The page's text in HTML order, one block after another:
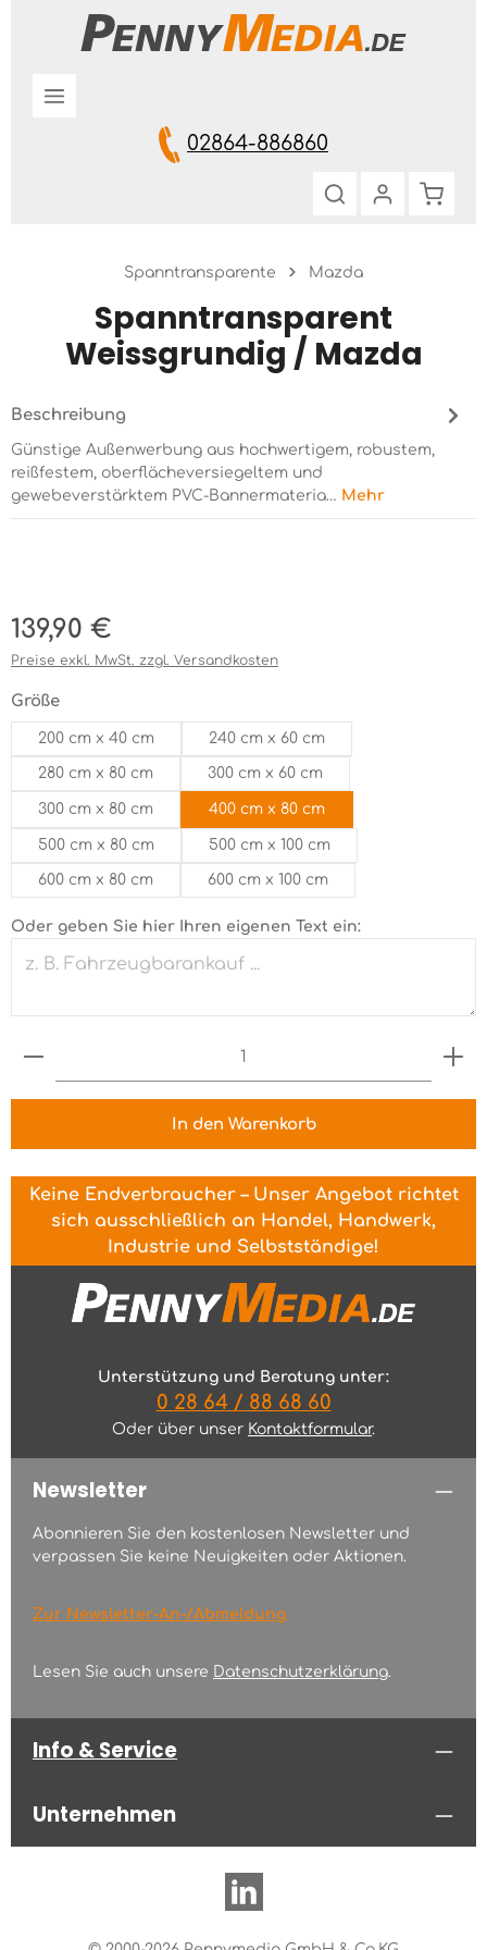
Zum Hauptinhalt springen
02864-886860
Spanntransparente Mazda
Spanntransparent
Weissgrundig / Mazda
Beschreibung
Günstige Außenwerbung aus hochwertigem, robustem,
reißfestem, oberflächeversiegeltem und
gewebeverstärktem PVC-Bannermateria… Mehr
Regulärer Preis:
139,90 €
Preise exkl. MwSt. zzgl. Versandkosten
Größeauswählen
200 cm x 40 cm 240 cm x 60 cm
280 cm x 80 cm 300 cm x 60 cm
300 cm x 80 cm 400 cm x 80 cm
500 cm x 80 cm 500 cm x 100 cm
600 cm x 80 cm 600 cm x 100 cm
Oder geben Sie hier Ihren eigenen Text ein:
Produkt Anzahl: Gib den gewünschten Wert
In den Warenkorb
Keine Endverbraucher – Unser Angebot richtet
sich ausschließlich an Handel, Handwerk,
Industrie und Selbstständige!
Unterstützung und Beratung unter:
0 28 64 / 88 68 60
Oder über unser Kontaktformular.
Newsletter
Abonnieren Sie den kostenlosen Newsletter und
verpassen Sie keine Neuigkeiten oder Aktionen.
Zur Newsletter-An-/Abmeldung
Lesen Sie auch unsere Datenschutzerklärung.
Info & Service
Unternehmen